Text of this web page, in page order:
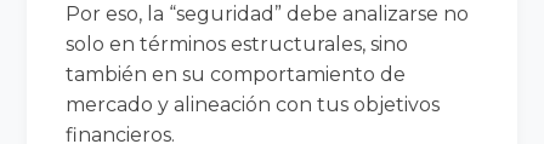
Por eso, la “seguridad” debe analizarse no
solo en términos estructurales, sino
también en su comportamiento de
mercado y alineación con tus objetivos
financieros.